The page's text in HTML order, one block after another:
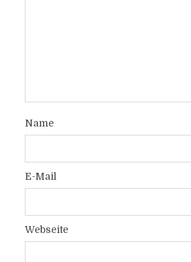
Name
E-Mail
Webseite